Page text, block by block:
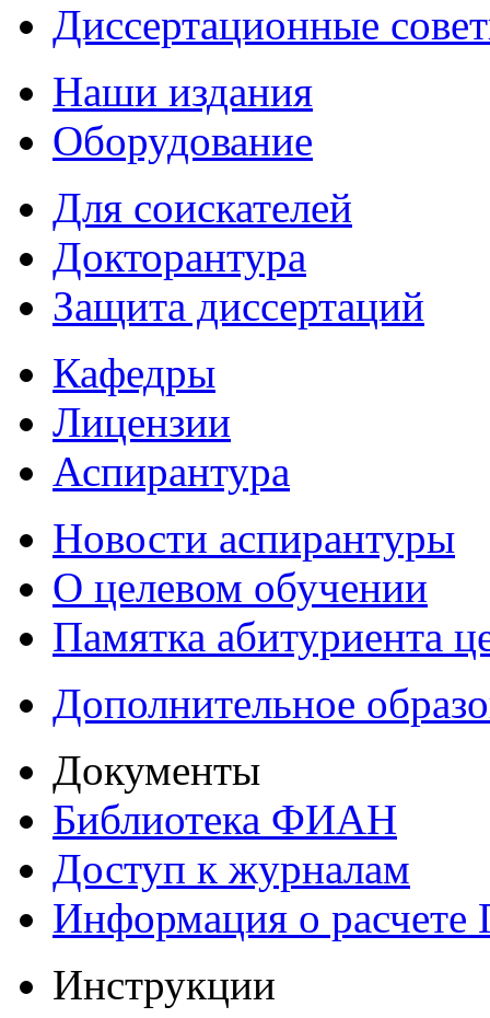
Диссертационные
Наши издания
Оборудование
Для соискателей
Докторантура
Защита диссертаций
Кафедры
Лицензии
Аспирантура
Новости аспирантуры
О целевом обучении
Памятка абитуриента
Дополнительное
Документы
Библиотека ФИАН
Доступ к журналам
Информация о
Инструкции